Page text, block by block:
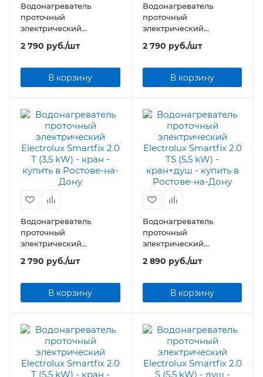
Водонагреватель
проточный
электрический
Electrolux Smartfix 2.0 TS
(3,5 kW) - кран+душ
2 790 руб./шт
В корзину
Водонагреватель
проточный
электрический
Electrolux Smartfix 2.0 S
(3,5 kW) - душ
2 790 руб./шт
В корзину
Водонагреватель
проточный
электрический
Electrolux Smartfix 2.0 T
(3,5 kW) - кран
2 790 руб./шт
В корзину
Водонагреватель
проточный
электрический
Electrolux Smartfix 2.0 TS
(5,5 kW) - кран+душ
2 890 руб./шт
В корзину